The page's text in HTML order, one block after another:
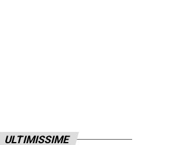
ULTIMISSIME